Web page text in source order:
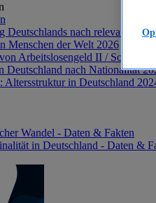
Deutschlands nach relevanten
Menschen der Welt 2026
Arbeitslosengeld II /
Deutschland nach Nationalität
Altersstruktur in Deutschland
Wandel - Daten & Fakten
in Deutschland - Daten &